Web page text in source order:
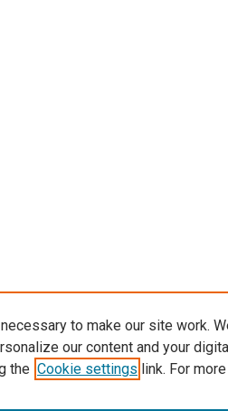
to make our site work.
our content and your
the Cookie settings link. For